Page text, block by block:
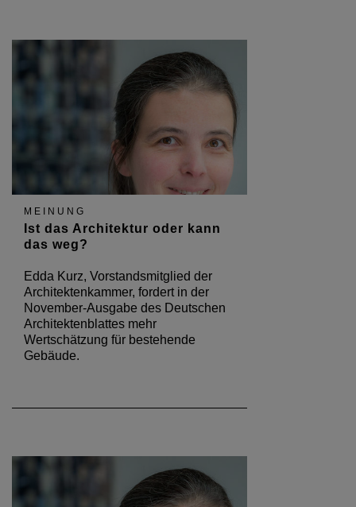
MEINUNG
Ist das Architektur oder kann
das weg?
Edda Kurz, Vorstandsmitglied der
Architektenkammer, fordert in der
November-Ausgabe des Deutschen
Architektenblattes mehr
Wertschätzung für bestehende
Gebäude.